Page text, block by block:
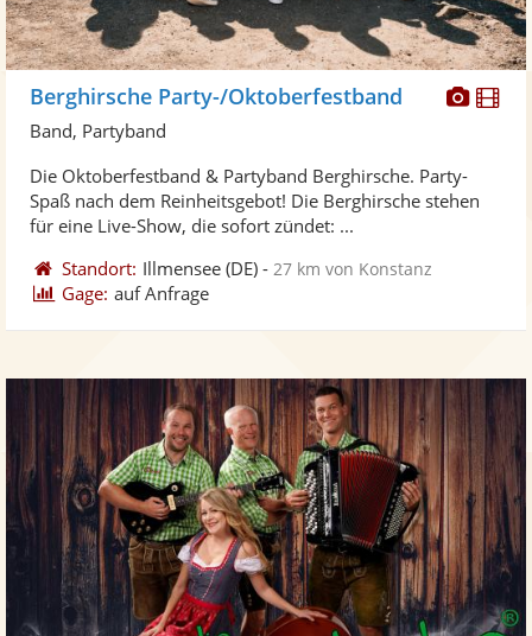
Berghirsche Party-/Oktoberfestband
Band, Partyband
Die Oktoberfestband & Partyband Berghirsche. Party-
Spaß nach dem Reinheitsgebot! Die Berghirsche stehen
für eine Live-Show, die sofort zündet: ...
Standort: Illmensee (DE) - 27 km von Konstanz
Gage: auf Anfrage